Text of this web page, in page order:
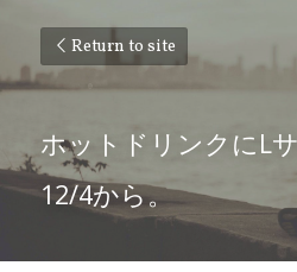
Return to site
ホットドリンクにL
12/4から。